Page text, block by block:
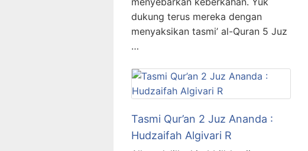
dukung terus mereka dengan
menyaksikan tasmi’ al-Quran 5 Juz
…
Tasmi Qur’an 2 Juz Ananda :
Hudzaifah Algivari R